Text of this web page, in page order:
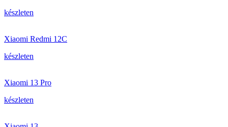
készleten
Xiaomi Redmi 12C
készleten
Xiaomi 13 Pro
készleten